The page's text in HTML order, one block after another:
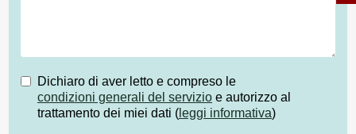
Dichiaro di aver letto e compreso le
condizioni generali del servizio e autorizzo al
trattamento dei miei dati ( leggi informativa)